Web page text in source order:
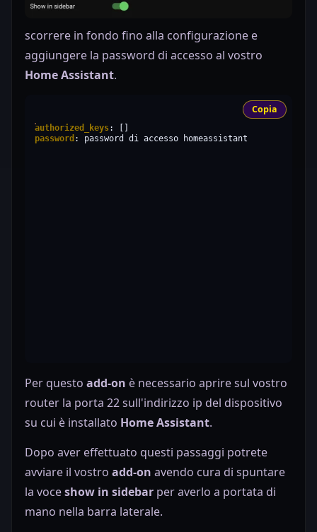
scorrere in fondo fino alla configurazione e
aggiungere la password di accesso al vostro
Home Assistant.
Copia
authorized_keys:
password : password di accesso
Per questo add-on è necessario aprire sul vostro
router la porta 22 sull'indirizzo ip del dispositivo
su cui è installato Home Assistant.
Dopo aver effettuato questi passaggi potrete
avviare il vostro add-on avendo cura di spuntare
la voceshow in sidebar per averlo a portata di
mano nella barra laterale.